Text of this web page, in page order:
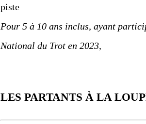
piste
Pour 5 à 10 ans inclus, ayant
National du Trot en 2023,
LES PARTANTS À LA